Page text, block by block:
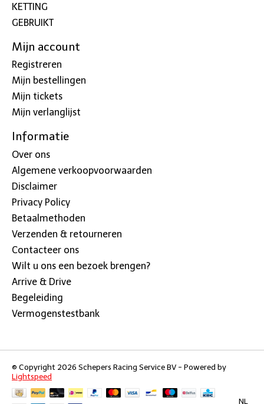
KETTING
GEBRUIKT
Mijn account
Registreren
Mijn bestellingen
Mijn tickets
Mijn verlanglijst
Informatie
Over ons
Algemene verkoopvoorwaarden
Disclaimer
Privacy Policy
Betaalmethoden
Verzenden & retourneren
Contacteer ons
Wilt u ons een bezoek brengen?
Arrive & Drive
Begeleiding
Vermogenstestbank
© Copyright 2026 Schepers Racing Service BV - Powered by
Lightspeed
NL